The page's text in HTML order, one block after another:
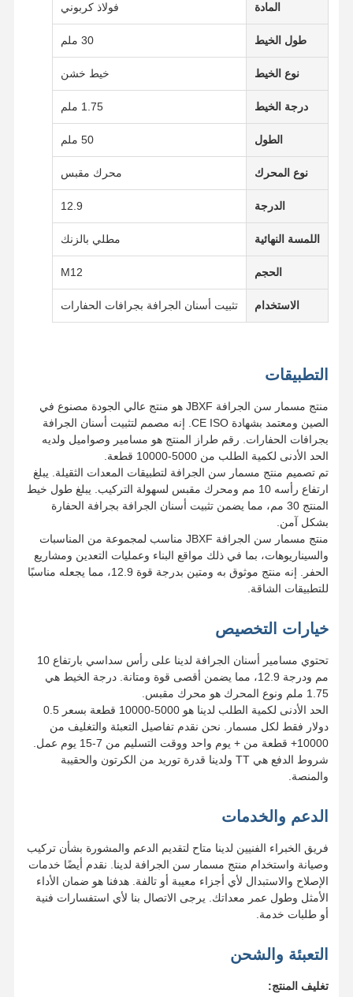
المادة فولاذ كربوني
طول الخيط 30 ملم
نوع الخيط خيط خشن
درجة الخيط 1.75 ملم
الطول 50 ملم
نوع المحرك محرك مقبس
الدرجة 12.9
اللمسة النهائية مطلي بالزنك
الحجم M12
الاستخدام تثبيت أسنان الجرافة بجرافات الحفارات
التطبيقات
منتج مسمار سن الجرافة JBXF هو منتج عالي الجودة مصنوع في
الصين ومعتمد بشهادة CE ISO. إنه مصمم لتثبيت أسنان الجرافة
بجرافات الحفارات. رقم طراز المنتج هو مسامير وصواميل ولديه
الحد الأدنى لكمية الطلب من 5000-10000 قطعة.
تم تصميم منتج مسمار سن الجرافة لتطبيقات المعدات الثقيلة. يبلغ
ارتفاع رأسه 10 مم ومحرك مقبس لسهولة التركيب. يبلغ طول خيط
المنتج 30 مم، مما يضمن تثبيت أسنان الجرافة بجرافة الحفارة
بشكل آمن.
منتج مسمار سن الجرافة JBXF مناسب لمجموعة من المناسبات
والسيناريوهات، بما في ذلك مواقع البناء وعمليات التعدين ومشاريع
الحفر. إنه منتج موثوق به ومتين بدرجة قوة 12.9، مما يجعله مناسبًا
للتطبيقات الشاقة.
خيارات التخصيص
تحتوي مسامير أسنان الجرافة لدينا على رأس سداسي بارتفاع 10
مم ودرجة 12.9، مما يضمن أقصى قوة ومتانة. درجة الخيط هي
1.75 ملم ونوع المحرك هو محرك مقبس.
الحد الأدنى لكمية الطلب لدينا هو 5000-10000 قطعة بسعر 0.5
دولار فقط لكل مسمار. نحن نقدم تفاصيل التعبئة والتغليف من
10000+ قطعة من + يوم واحد ووقت التسليم من 7-15 يوم عمل.
شروط الدفع هي TT ولدينا قدرة توريد من الكرتون والحقيبة
والمنصة.
الدعم والخدمات
فريق الخبراء الفنيين لدينا متاح لتقديم الدعم والمشورة بشأن تركيب
وصيانة واستخدام منتج مسمار سن الجرافة لدينا. نقدم أيضًا خدمات
الإصلاح والاستبدال لأي أجزاء معيبة أو تالفة. هدفنا هو ضمان الأداء
الأمثل وطول عمر معداتك. يرجى الاتصال بنا لأي استفسارات فنية
أو طلبات خدمة.
التعبئة والشحن
تغليف المنتج: